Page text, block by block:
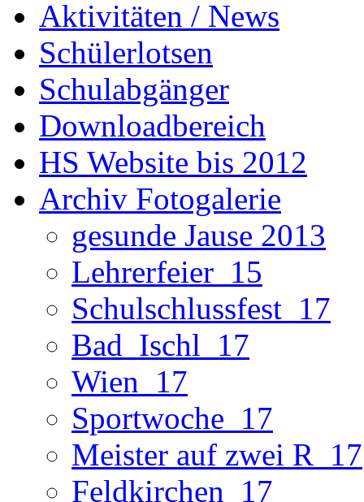
Aktivitäten / News
Schülerlotsen
Schulabgänger
Downloadbereich
HS Website bis 2012
Archiv Fotogalerie
gesunde Jause 2013
Lehrerfeier_15
Schulschlussfest_17
Bad_Ischl_17
Wien_17
Sportwoche_17
Meister auf zwei R_17
Feldkirchen_17